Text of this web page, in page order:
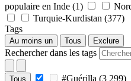
populaire en Inde (1)
Turquie-Kurdistan (377)
Tags
Au moins un Tous Exclure
Rechercher dans les tags
Tous #Guérilla (3 299)